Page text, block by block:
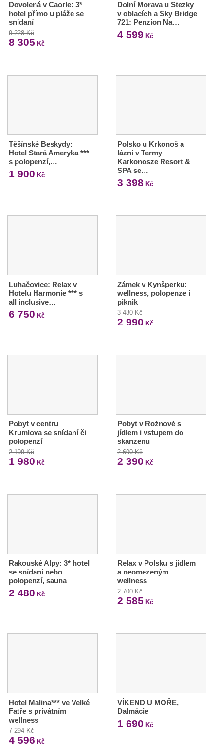
Dovolená v Caorle: 3*
hotel přímo u pláže se
snídaní
9 228 Kč
8 305 Kč
Dolní Morava u Stezky
v oblacích a Sky Bridge
721: Penzion Na…
4 599 Kč
Těšínské Beskydy:
Hotel Stará Ameryka ***
s polopenzí,…
1 900 Kč
Polsko u Krkonoš a
lázní v Termy
Karkonosze Resort &
SPA se…
3 398 Kč
Luhačovice: Relax v
Hotelu Harmonie *** s
all inclusive…
6 750 Kč
Zámek v Kynšperku:
wellness, polopenze i
piknik
3 480 Kč
2 990 Kč
Pobyt v centru
Krumlova se snídaní či
polopenzí
2 199 Kč
1 980 Kč
Pobyt v Rožnově s
jídlem i vstupem do
skanzenu
2 600 Kč
2 390 Kč
Rakouské Alpy: 3* hotel
se snídaní nebo
polopenzí, sauna
2 480 Kč
Relax v Polsku s jídlem
a neomezeným
wellness
2 700 Kč
2 585 Kč
Hotel Malina*** ve Velké
Fatře s privátním
wellness
7 294 Kč
4 596 Kč
VÍKEND U MOŘE,
Dalmácie
1 690 Kč